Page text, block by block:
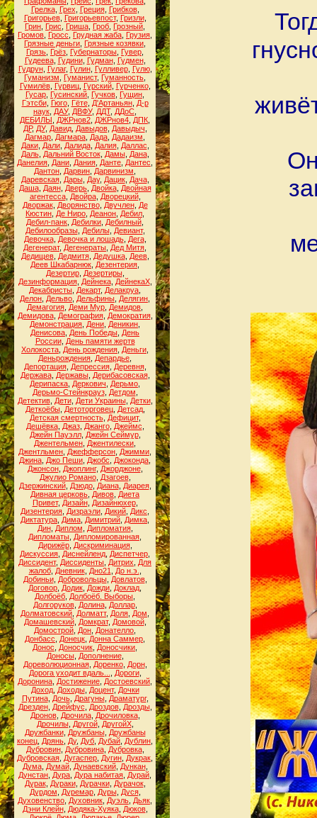
Грелка, Грех Греция, Грибков,
Григорьев, Григорьевпост, Гризли,
Грин Грис Гриша Гроб Грозный
Громов Гросс Грудная жаба Грузия
Грязные деньги Грязные козявки
Грязь Грёз Губернаторы Гувер
Гудеева, Гудини, Гудман, Гудмен,
Гудрун, Гулаг, Гулин, Гулливер, Гулю,
Гуманизм
Гуманист, Гуманность
Гумилёв, Гурвиц, Гурский, Гурченко,
Гусар Гусинский Гучков Гущин
Гэтсби, Гюго, Гёте, Д'Артаньян, Д-р
наук ДАУ, ДВФУ, ДДТ, ДДоС
ДЕБИЛЫ
ДЖРнов2 ДЖРнов4 ДПК
ДР, ДУ, Давид, Давыдов, Давыдыч
Дагмар Дагмара Дада Дадаизм
Даки, Дали, Далида, Далия, Даллас
Даль, Дальний Восток, Дамы, Дана,
Данелия Дани Дания Данте Дантес
Дантон Дарвин Дарвинизм
Даревская, Дары, Дау, Дацик, Дача,
Даша, Даян, Дверь, Двойка, Двойная
агентесса, Двойра, Дворецкий,
Дворжак, Дворянство, Двучлен, Де
Кюстин Де Ниро Деанон Дебил
Дебил-панк Дебилки Дебилный
Дебилообразы, Дебилы, Девиант,
Девочка, Девочка и лошадь, Дега,
Дегенерат, Дегенераты Дед Митя
Дедищев, Дедмитя, Дедушка, Деев,
Деев Шкабарнюк Дезентерия
Дезертир, Дезертиры,
Дезинформация, Дейнека, ДейнекаХ,
Декабристы Декарт, Делакруа
Делон Дельво Дельфины Делягин
Демагогия Деми Мур Демидов
Демидова, Демография, Демократия,
Демонстрация Дени Деникин
Денисова День Победы День
России, День памяти жертв
Холокоста День рождения Деньги
Деньрождения Депардье
Депортация, Депрессия, Деревня,
Держава, Державы, Дерибасовская,
Дерипаска Деркович Дерьмо
Дерьмо-Стейнкрауз, Детдом
Детектив, Дети, Дети Украины, Детки,
Деткоёбы, Детоторговец, Детсад,
Детская смертность, Дефицит,
Дешёвка, Джаз, Джанго, Джеймс
Джейн Пауэлл, Джейн Сеймур,
Джентельмен Джентилески
Джентльмен Джефферсон Джимми
Джина Джо Пеши Джобс Джоконда
Джонсон, Джоплинг, Джорджоне,
Джулио Романо, Дзагоев,
Дзержинский, Дзюдо, Диана, Диарея,
Дивная церковь Дивов Диета
Привет, Дизайн, Дизайнюхер,
Дизентерия Дизраэли Дикий Дикс
Диктатура Дима Димитрий Димка
Дин, Диплом Дипломатия,
Дипломаты Дипломированная
Дирижёр, Дискриминация,
Дискуссия Диснейленд Диспетчер
Диссидент, Диссиденты Дитрих
Для
жалоб, Дневник, Дно21 До н.э.
Добиньи, Добровольцы, Довлатов,
Договор Додик Дожди Доклад
Долбоёб Долбоёб. Выборы
Долгоруков, Долина, Доллар,
Долматовский Долматт, Доля Дом
Домашевский, Домкрат, Домовой,
Домострой Дон Донателло
Донбасс
Донецк Донна Саммер
Донос
Доносчик Доносчики
Доносы, Дополнение,
Дореволюционная, Доренко, Дорн,
Дорога уходит вдаль...
Дороги,
Доронина Достижение Достоевский
Доход, Доходы, Доцент, Дочки
Путина, Дочь, Драгуны, Драматург,
Дрезден, Дрейфус Дроздов, Дрозды,
Дронов, Дрочила, Дрочиловка,
Дрочилы, Другой, ДругойХ,
Дружбанки, Дружбаны, Дружбаны
конец Дрянь Ду, Дуб Дубай Дублин
Дубровин, Дубровина, Дубровка,
Дубровская Дугаспер Дугин Дукрак
Дума, Думай, Дунаевский, Дункан,
Дунстан Дура Дура набитая Дурай
Дурак, Дураки, Дурачки, Дурачок,
Дурдом
Дуремар, Дуры, Дуся,
Духовенство Духовник Дуэль Дьяк
Дэни Клейн, Дюдяка-Хуяка, Дюков,